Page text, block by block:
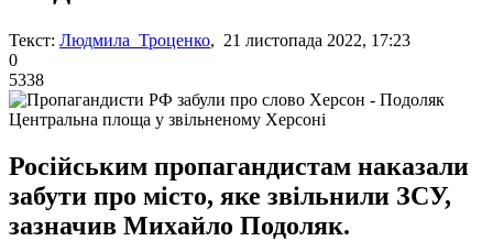
Текст: Людмила Троценко, 21 листопада 2022, 17:23
0
5338
Центральна площа у звільненому Херсоні
Російським пропагандистам наказали
забути про місто, яке звільнили ЗСУ,
зазначив Михайло Подоляк.